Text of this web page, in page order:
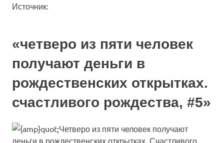
Источник:
«четверо из пяти человек
получают деньги в
рождественских открытках.
счастливого рождества, #5»